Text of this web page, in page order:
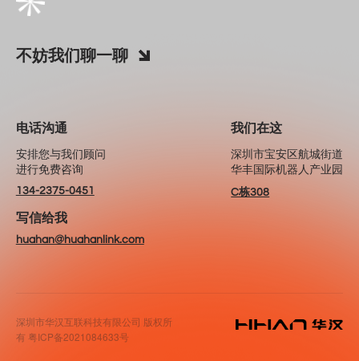
不妨我们聊一聊
电话沟通
安排您与我们顾问
进行免费咨询
134-2375-0451
我们在这
深圳市宝安区航城街道
华丰国际机器人产业园
C栋308
写信给我
huahan@huahanlink.com
深圳市华汉互联科技有限公司 版权所
有粤ICP备2021084633号